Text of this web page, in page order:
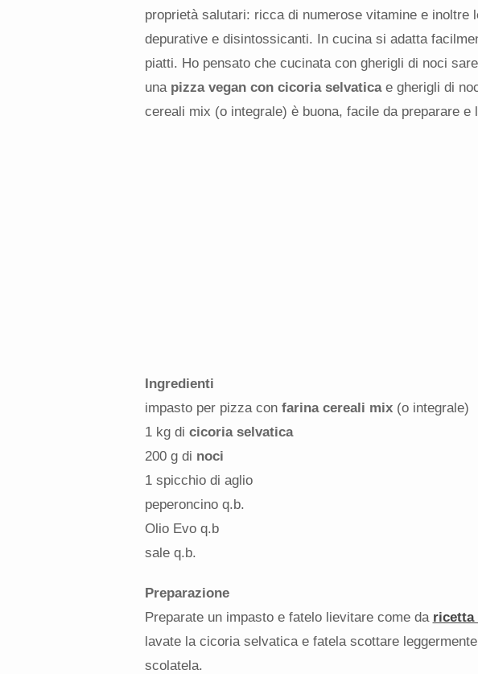
proprietà salutari: ricca di numerose vitamine e inoltre
depurative e disintossicanti. In cucina si adatta
piatti. Ho pensato che cucinata con gherigli di noci
una pizza vegan con cicoria selvaticae gherigli di
cereali mix (o integrale) è buona, facile da preparare e
Ingredienti
impasto per pizza con farina cereali mix(o integrale)
1 kg di cicoria selvatica
200 g di noci
1 spicchio di aglio
peperoncino q.b.
Olio Evo q.b
sale q.b.
Preparazione
Preparate un impasto e fatelo lievitare come da ricetta
lavate la cicoria selvatica e fatela scottare
scolatela.